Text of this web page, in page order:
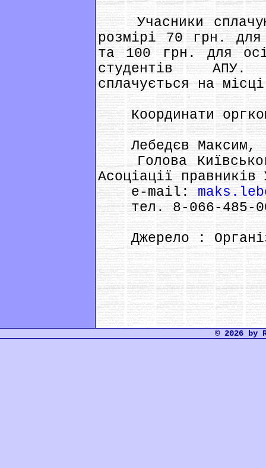
Учасники
розмірі 70 грн. для
та 100 грн. для
студентів АПУ.
сплачується на
Координати
Лебедєв Максим,
Голова
Асоціації правників
e-mail:
тел. 8-066-485-
Джерело :
© 2026 by